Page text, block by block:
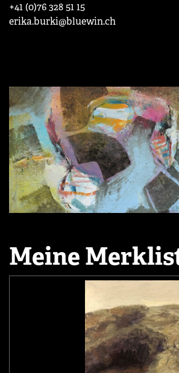
+41 (0)76 328 51 15
erika.burki@bluewin.ch
Meine